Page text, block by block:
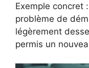
Exemple concret
problème de
légèrement
permis un